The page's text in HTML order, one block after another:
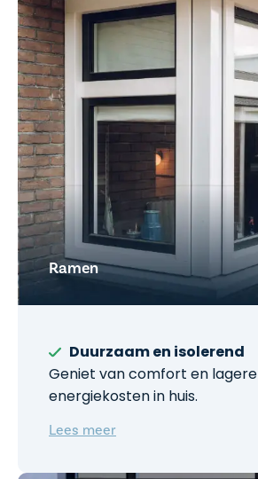
Ramen
Duurzaam en isolerend
Geniet van comfort en lagere
energiekosten in huis.
Lees meer